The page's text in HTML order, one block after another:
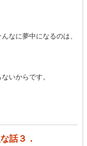
なに夢中になるのは、
いからです。
話３．